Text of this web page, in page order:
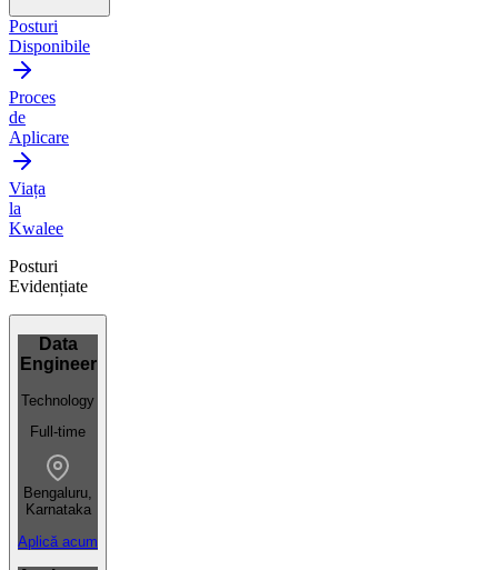
Posturi
Disponibile
Proces
de
Aplicare
Viața
la
Kwalee
Posturi
Evidențiate
Data
Engineer
Technology
Full-time
Bengaluru,
Karnataka
Aplică acum